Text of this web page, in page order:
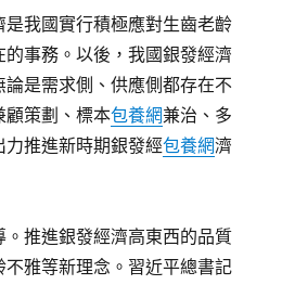
是我國實行積極應對生齒老齡
事務。以後，我國銀發經濟
是需求側、供應側都存在不
顧策劃、標本包養網兼治、多
推進新時期銀發經包養網濟
。推進銀發經濟高東西的品質
雅等新理念。習近平總書記